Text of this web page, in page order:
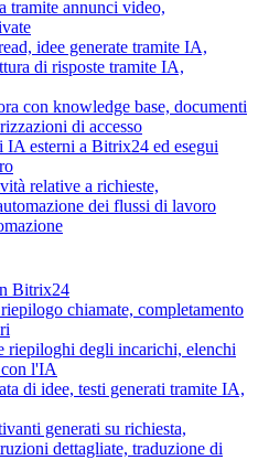
tramite annunci video,
idee generate tramite IA,
di risposte tramite IA,
con knowledge base, documenti
di accesso
IA esterni a Bitrix24 ed esegui
relative a richieste,
dei flussi di lavoro
Bitrix24
chiamate, completamento
riepiloghi degli incarichi, elenchi
l'IA
di idee, testi generati tramite IA,
generati su richiesta,
dettagliate, traduzione di